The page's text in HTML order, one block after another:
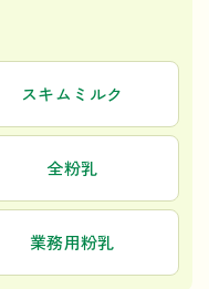
スキムミルク
全粉乳
業務用粉乳